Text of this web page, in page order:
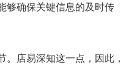
够确保关键信息的及时传
店易深知这一点，因此，